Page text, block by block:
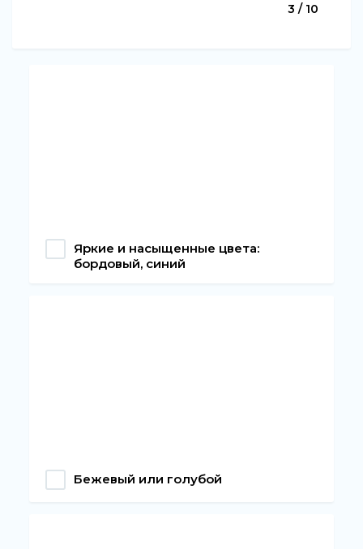
3 / 10
Яркие и насыщенные цвета:
бордовый, синий
Бежевый или голубой